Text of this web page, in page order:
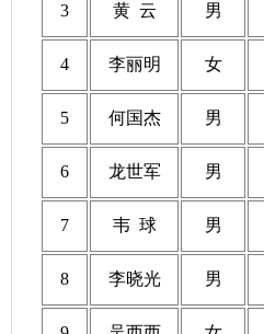
3 黄 云 男
4 李丽明 女
5 何国杰 男
6 龙世军 男
7 韦 球 男
8 李晓光 男